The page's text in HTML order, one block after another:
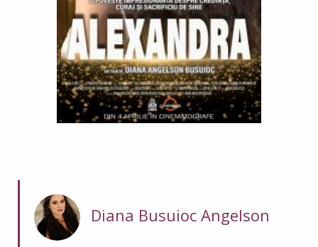
Diana Busuioc Angelson